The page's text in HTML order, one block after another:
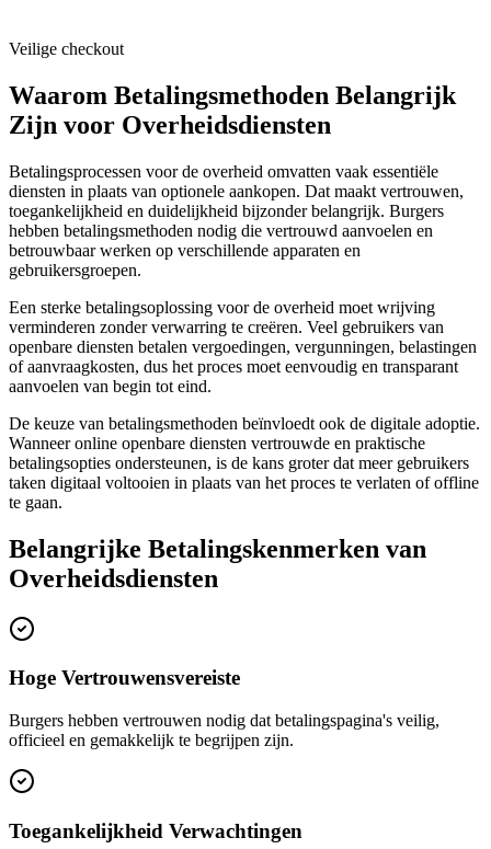
Veilige checkout
Waarom Betalingsmethoden Belangrijk
Zijn voor Overheidsdiensten
Betalingsprocessen voor de overheid omvatten vaak essentiële
diensten in plaats van optionele aankopen. Dat maakt vertrouwen,
toegankelijkheid en duidelijkheid bijzonder belangrijk. Burgers
hebben betalingsmethoden nodig die vertrouwd aanvoelen en
betrouwbaar werken op verschillende apparaten en
gebruikersgroepen.
Een sterke betalingsoplossing voor de overheid moet wrijving
verminderen zonder verwarring te creëren. Veel gebruikers van
openbare diensten betalen vergoedingen, vergunningen, belastingen
of aanvraagkosten, dus het proces moet eenvoudig en transparant
aanvoelen van begin tot eind.
De keuze van betalingsmethoden beïnvloedt ook de digitale adoptie.
Wanneer online openbare diensten vertrouwde en praktische
betalingsopties ondersteunen, is de kans groter dat meer gebruikers
taken digitaal voltooien in plaats van het proces te verlaten of offline
te gaan.
Belangrijke Betalingskenmerken van
Overheidsdiensten
Hoge Vertrouwensvereiste
Burgers hebben vertrouwen nodig dat betalingspagina's veilig,
officieel en gemakkelijk te begrijpen zijn.
Toegankelijkheid Verwachtingen